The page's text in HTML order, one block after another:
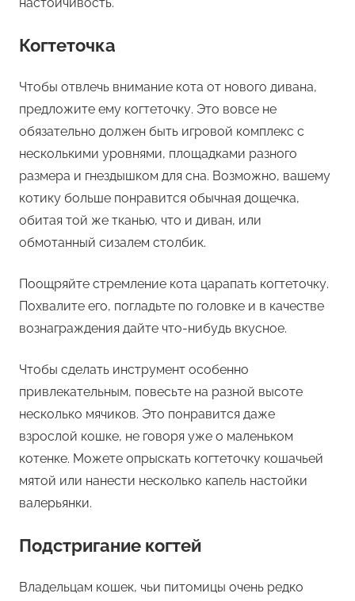
Когтеточка
Чтобы отвлечь внимание кота от нового дивана,
предложите ему когтеточку. Это вовсе не
обязательно должен быть игровой комплекс с
несколькими уровнями, площадками разного
размера и гнездышком для сна. Возможно, вашему
котику больше понравится обычная дощечка,
обитая той же тканью, что и диван, или
обмотанный сизалем столбик.
Поощряйте стремление кота царапать когтеточку.
Похвалите его, погладьте по головке и в качестве
вознаграждения дайте что-нибудь вкусное.
Чтобы сделать инструмент особенно
привлекательным, повесьте на разной высоте
несколько мячиков. Это понравится даже
взрослой кошке, не говоря уже о маленьком
котенке. Можете опрыскать когтеточку кошачьей
мятой или нанести несколько капель настойки
валерьянки.
Подстригание когтей
Владельцам кошек, чьи питомицы очень редко